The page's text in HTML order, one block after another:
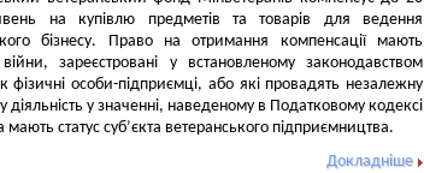
на купівлю предметів та товарів для ведення
бізнесу. Право на отримання компенсації мають
зареєстровані у встановленому законодавством
фізичні особи-підприємці, або які провадять незалежну
діяльність у значенні, наведеному в Податковому кодексі
мають статус суб’єкта ветеранського підприємництва.
Докладніше